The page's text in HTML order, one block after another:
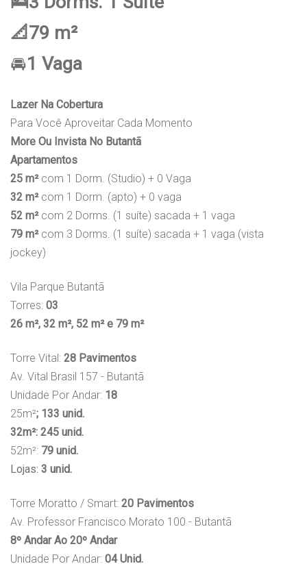
📐79 m²
🚘1 Vaga
Lazer Na Cobertura
Para Você Aproveitar Cada Momento
More Ou Invista No Butantã
Apartamentos
25 m²com 1 Dorm. (Studio) + 0 Vaga
32 m²com 1 Dorm. (apto) + 0 vaga
52 m²com 2 Dorms. (1 suíte) sacada + 1 vaga
79 m²com 3 Dorms. (1 suíte) sacada + 1 vaga (vista
jockey)
Vila Parque Butantã
Torres: 03
26 m², 32 m², 52 m² e 79 m²
Torre Vital: 28 Pavimentos
Av. Vital Brasil 157 - Butantã
Unidade Por Andar: 18
25m²; 133 unid.
32m²: 245 unid.
52m²: 79 unid.
Lojas: 3 unid.
Torre Moratto / Smart: 20 Pavimentos
Av. Professor Francisco Morato 100 - Butantã
8º Andar Ao 20º Andar
Unidade Por Andar: 04 Unid.